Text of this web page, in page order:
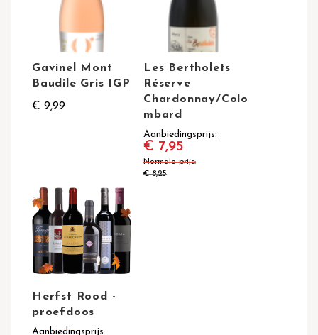
Gavinel Mont
Baudile Gris IGP
€ 9,99
Les Bertholets
Réserve
Chardonnay/Colo
mbard
Aanbiedingsprijs
€ 7,95
Normale prijs
€ 8,25
Herfst Rood -
proefdoos
Aanbiedingsprijs